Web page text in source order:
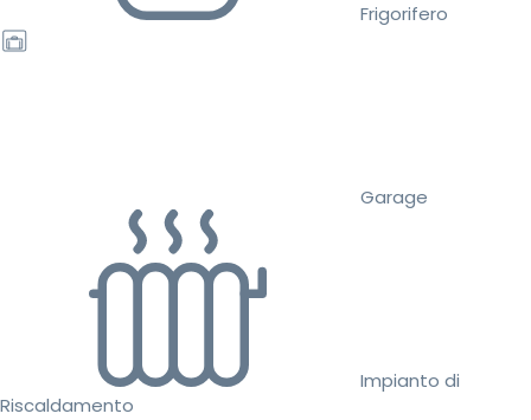
Frigorifero
Garage
Impianto di
Riscaldamento